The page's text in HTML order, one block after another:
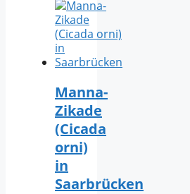
Manna-
Zikade
(Cicada
orni)
in
Saarbrücken